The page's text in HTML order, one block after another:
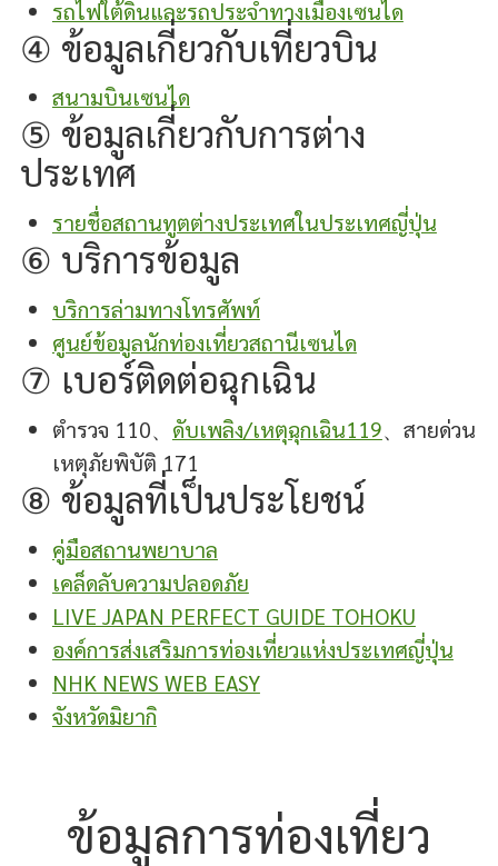
รถไฟใต้ดินและรถประจำทางเมืองเซนได
④ ข้อมูลเกี่ยวกับเที่ยวบิน
สนามบินเซนได
⑤ ข้อมูลเกี่ยวกับการต่าง
ประเทศ
รายชื่อสถานทูตต่างประเทศในประเทศญี่ปุ่น
⑥ บริการข้อมูล
บริการล่ามทางโทรศัพท์
ศูนย์ข้อมูลนักท่องเที่ยวสถานีเซนได
⑦ เบอร์ติดต่อฉุกเฉิน
ตำรวจ 110、 ดับเพลิง/เหตุฉุกเฉิน119、สายด่วน
เหตุภัยพิบัติ 171
⑧ ข้อมูลที่เป็นประโยชน์
คู่มือสถานพยาบาล
เคล็ดลับความปลอดภัย
LIVE JAPAN PERFECT GUIDE TOHOKU
องค์การส่งเสริมการท่องเที่ยวแห่งประเทศญี่ปุ่น
NHK NEWS WEB EASY
จังหวัดมิยากิ
ข้อมูลการท่องเที่ยว